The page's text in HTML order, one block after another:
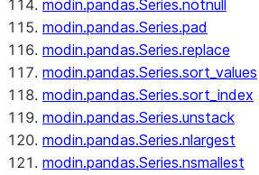
modin.pandas.Series.notnull
modin.pandas.Series.pad
modin.pandas.Series.replace
modin.pandas.Series.sort_values
modin.pandas.Series.sort_index
modin.pandas.Series.unstack
modin.pandas.Series.nlargest
modin.pandas.Series.nsmallest